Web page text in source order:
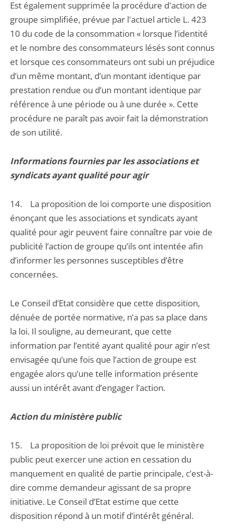
Est également supprimée la procédure d'action de
groupe simplifiée, prévue par l'actuel article L. 423
10 du code de la consommation « lorsque l’identité
et le nombre des consommateurs lésés sont connus
et lorsque ces consommateurs ont subi un préjudice
d’un même montant, d’un montant identique par
prestation rendue ou d’un montant identique par
référence à une période ou à une durée ». Cette
procédure ne paraît pas avoir fait la démonstration
de son utilité.
Informations fournies par les associations et
syndicats ayant qualité pour agir
14. La proposition de loi comporte une disposition
énonçant que les associations et syndicats ayant
qualité pour agir peuvent faire connaître par voie de
publicité l’action de groupe qu’ils ont intentée afin
d’informer les personnes susceptibles d’être
concernées.
Le Conseil d’Etat considère que cette disposition,
dénuée de portée normative, n’a pas sa place dans
la loi. Il souligne, au demeurant, que cette
information par l’entité ayant qualité pour agir n’est
envisagée qu’une fois que l’action de groupe est
engagée alors qu’une telle information présente
aussi un intérêt avant d’engager l’action.
Action du ministère public
15. La proposition de loi prévoit que le ministère
public peut exercer une action en cessation du
manquement en qualité de partie principale, c’est-à-
dire comme demandeur agissant de sa propre
initiative. Le Conseil d’Etat estime que cette
disposition répond à un motif d’intérêt général.